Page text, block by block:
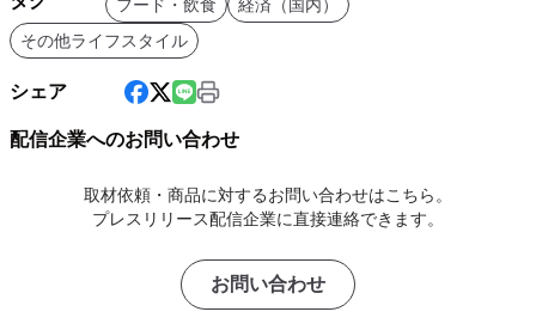
フード・飲食
経済（国内）
その他ライフスタイル
シェア
配信企業へのお問い合わせ
取材依頼・商品に対するお問い合わせはこちら。
プレスリリース配信企業に直接連絡できます。
お問い合わせ